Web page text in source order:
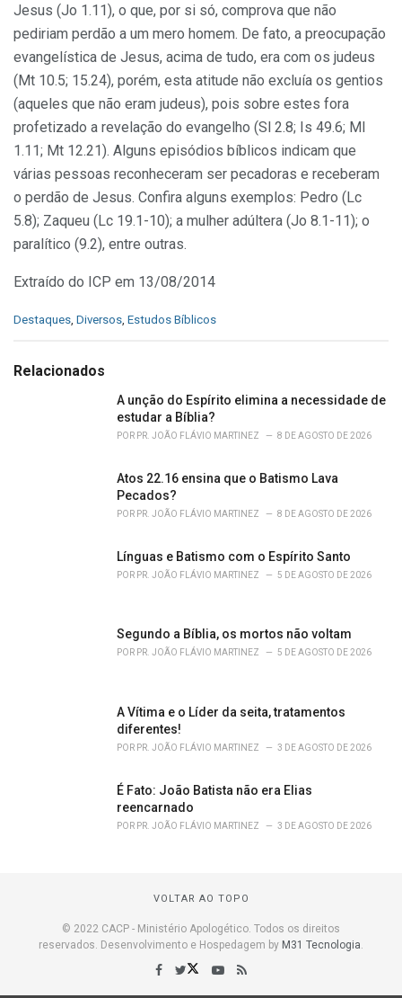
Jesus (Jo 1.11), o que, por si só, comprova que não
pediriam perdão a um mero homem. De fato, a preocupação
evangelística de Jesus, acima de tudo, era com os judeus
(Mt 10.5; 15.24), porém, esta atitude não excluía os gentios
(aqueles que não eram judeus), pois sobre estes fora
profetizado a revelação do evangelho (Sl 2.8; Is 49.6; Ml
1.11; Mt 12.21). Alguns episódios bíblicos indicam que
várias pessoas reconheceram ser pecadoras e receberam
o perdão de Jesus. Confira alguns exemplos: Pedro (Lc
5.8); Zaqueu (Lc 19.1-10); a mulher adúltera (Jo 8.1-11); o
paralítico (9.2), entre outras.
Extraído do ICP em 13/08/2014
C
e
Destaques Diversos Estudos Bíblicos
Relacionados
A unção do Espírito elimina a necessidade de
estudar a Bíblia?
POR PR. JOÃO FLÁVIO MARTINEZ 8 DE AGOSTO DE 2026
Atos 22.16 ensina que o Batismo Lava
Pecados?
POR PR. JOÃO FLÁVIO MARTINEZ 8 DE AGOSTO DE 2026
Línguas e Batismo com o Espírito Santo
POR PR. JOÃO FLÁVIO MARTINEZ 5 DE AGOSTO DE 2026
Segundo a Bíblia, os mortos não voltam
POR PR. JOÃO FLÁVIO MARTINEZ 5 DE AGOSTO DE 2026
A Vítima e o Líder da seita, tratamentos
diferentes!
POR PR. JOÃO FLÁVIO MARTINEZ 3 DE AGOSTO DE 2026
É Fato: João Batista não era Elias
reencarnado
POR PR. JOÃO FLÁVIO MARTINEZ 3 DE AGOSTO DE 2026
VOLTAR AO TOPO
© 2022 CACP - Ministério Apologético. Todos os direitos
reservados. Desenvolvimento e Hospedagem by M31 Tecnologia.